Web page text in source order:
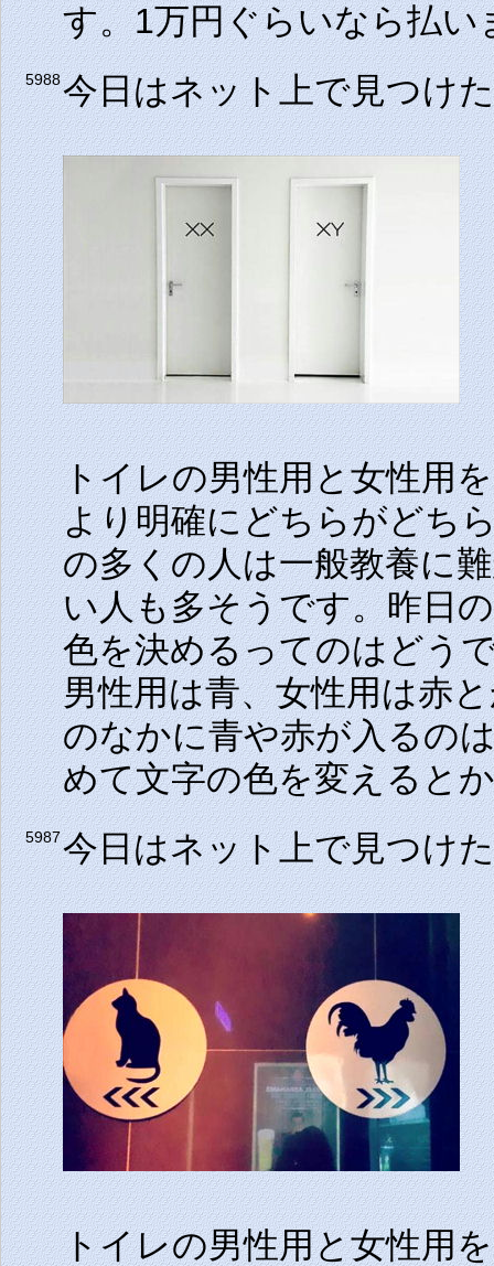
す。1万円ぐらいなら払い
5988今日はネット上で見つけ
トイレの男性用と女性用
より明確にどちらがどち
の多くの人は一般教養に
い人も多そうです。昨日
色を決めるってのはどう
男性用は青、女性用は赤
のなかに青や赤が入るの
めて文字の色を変えると
5987今日はネット上で見つけ
トイレの男性用と女性用